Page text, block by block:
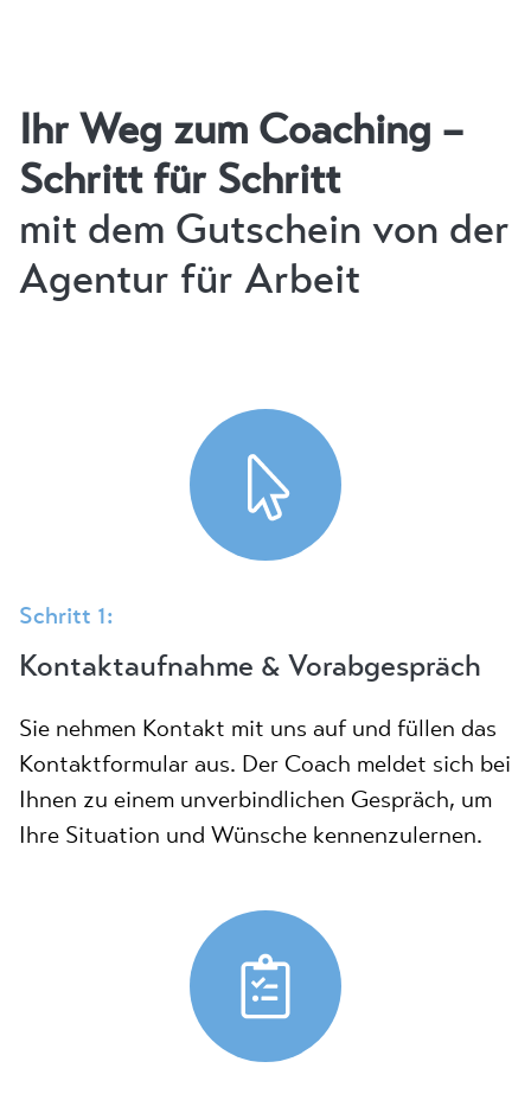
Ihr Weg zum Coaching –
Schritt für Schritt
mit dem Gutschein von der
Agentur für Arbeit
Schritt 1:
Kontaktaufnahme & Vorabgespräch
Sie nehmen Kontakt mit uns auf und füllen das
Kontaktformular aus. Der Coach meldet sich bei
Ihnen zu einem unverbindlichen Gespräch, um
Ihre Situation und Wünsche kennenzulernen.